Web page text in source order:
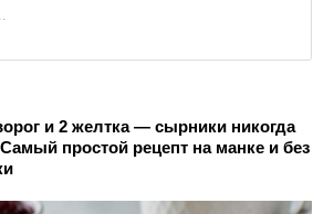
и 2 желтка — сырники никогда
простой рецепт на манке и без